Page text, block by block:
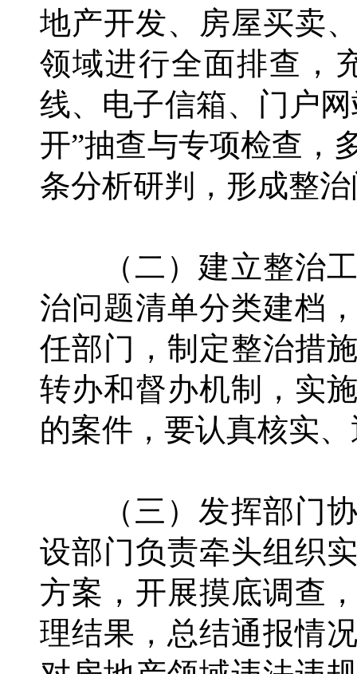
地产开发、房屋买卖
领域进行全面排查，
线、电子信箱、门户
开”抽查与专项检查，
条分析研判，形成整
（二）建立整治工
治问题清单分类建档
任部门，制定整治措
转办和督办机制，实
的案件，要认真核实
（三）发挥部门协
设部门负责牵头组织
方案，开展摸底调查
理结果，总结通报情